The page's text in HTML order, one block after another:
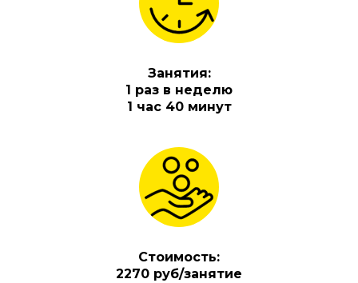
Занятия:
1 раз в неделю
1 час 40 минут
Стоимость:
2270 руб/занятие